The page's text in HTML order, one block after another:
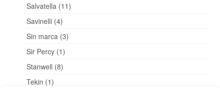
Salvatella (11)
Savinelli (4)
Sin marca (3)
Sir Percy (1)
Stanwell (8)
Tekin (1)